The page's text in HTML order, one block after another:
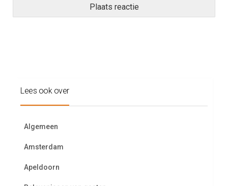
Lees ook over
Algemeen
Amsterdam
Apeldoorn